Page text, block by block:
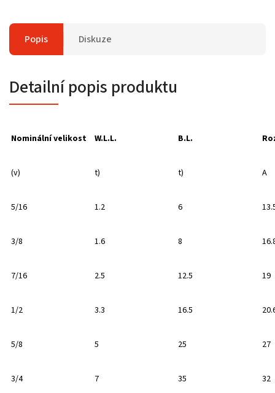
Popis Diskuze
Detailní popis produktu
Nominální velikost W.L.L. B.L.
(v) t) t) A
5/16 1.2 6
3/8 1.6 8
7/16 2.5 12.5 19
1/2 3.3 16.5
5/8 5 25 27
3/4 7 35 32